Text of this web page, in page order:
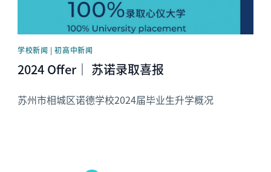
学校新闻 | 初高中新闻
2024 Offer｜ 苏诺录取喜报
苏州市相城区诺德学校2024届毕业生升学概况